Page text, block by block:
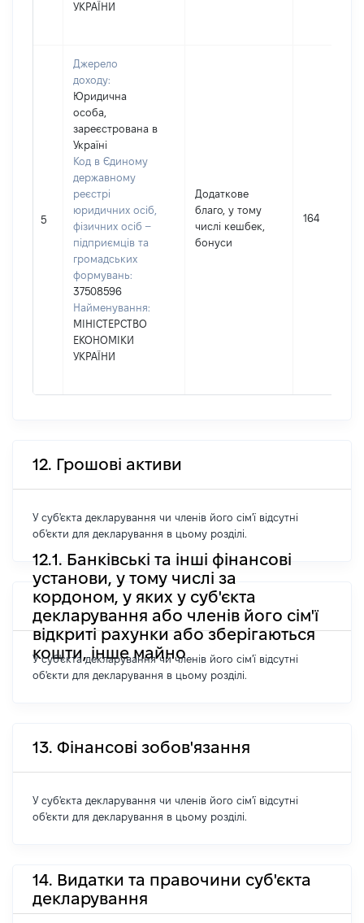
УКРАЇНИ
5
Джерело
доходу:
Юридична
особа,
зареєстрована в
Україні
Код в Єдиному
державному
реєстрі
юридичних осіб,
фізичних осіб –
підприємців та
громадських
формувань:
37508596
Найменування:
МІНІСТЕРСТВО
ЕКОНОМІКИ
УКРАЇНИ
Додаткове
благо, у тому
числі кешбек,
бонуси
164
12. Грошові активи
У суб'єкта декларування чи членів його сім'ї відсутні
об'єкти для декларування в цьому розділі.
12.1. Банківські та інші фінансові
установи, у тому числі за
кордоном, у яких у суб'єкта
декларування або членів його сім'ї
відкриті рахунки або зберігаються
кошти, інше майно
У суб'єкта декларування чи членів його сім'ї відсутні
об'єкти для декларування в цьому розділі.
13. Фінансові зобов'язання
У суб'єкта декларування чи членів його сім'ї відсутні
об'єкти для декларування в цьому розділі.
14. Видатки та правочини суб'єкта
декларування